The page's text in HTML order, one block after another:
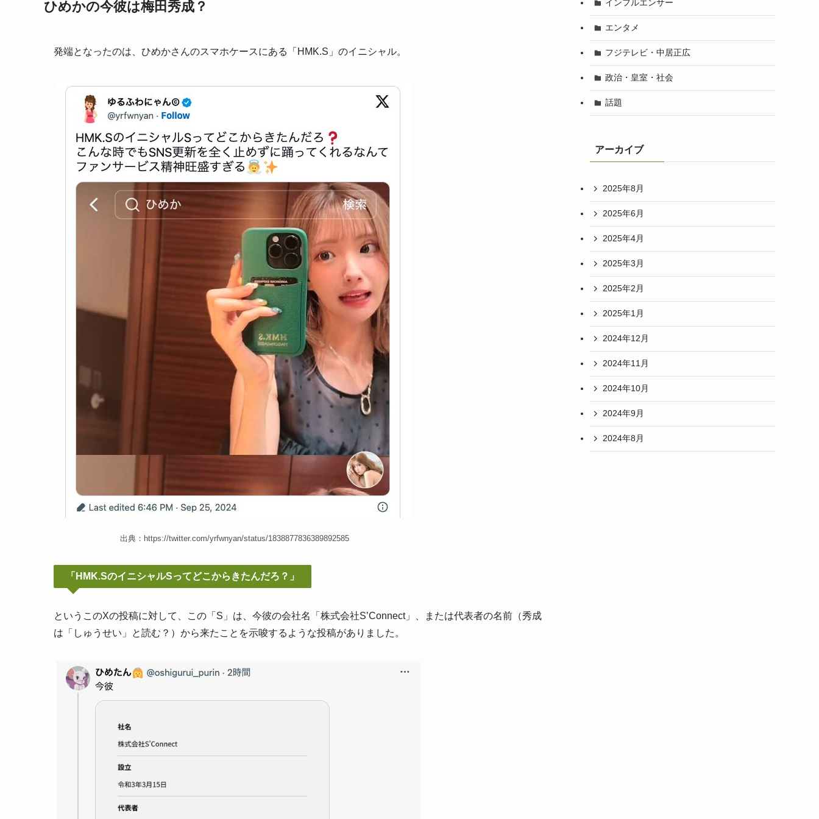
ひめかの今彼は梅田秀成？
発端となったのは、ひめかさんのスマホケースにある「HMK.S」のイニシャル。
出典：https://twitter.com/yrfwnyan/status/1838877836389892585
「 HMK.SのイニシャルSってどこからきたんだろ？」
というこのXの投稿に対して、この「S」は、今彼の会社名「株式会社S’Connect」、または代表者の名前（秀成
は「しゅうせい」と読む？）から来たことを示唆するような投稿がありました。
インフルエンサー
エンタメ
フジテレビ・中居正広
政治・皇室・社会
話題
アーカイブ
2025年8月
2025年6月
2025年4月
2025年3月
2025年2月
2025年1月
2024年12月
2024年11月
2024年10月
2024年9月
2024年8月